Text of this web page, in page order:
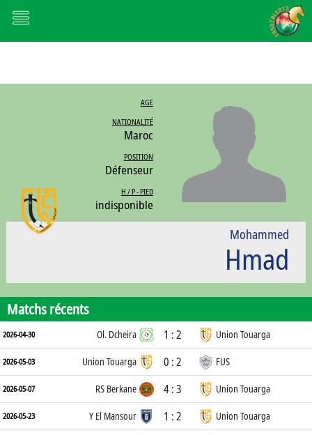
AGE
NATIONALITÉ
Maroc
POSITION
Défenseur
H / P - PIED
indisponible
Mohammed
Hmad
Matchs récents
2026-04-30 Ol. Dcheira 1 : 2 Union Touarga
2026-05-03 Union Touarga 0 : 2 FUS
2026-05-07 RS Berkane 4 : 3 Union Touarga
2026-05-23 Y El Mansour 1 : 2 Union Touarga